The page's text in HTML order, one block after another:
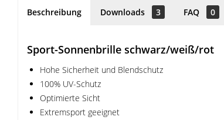
Beschreibung Downloads 3 FAQ 0
Sport-Sonnenbrille schwarz/weiß/rot
Hohe Sicherheit und Blendschutz
100% UV-Schutz
Optimierte Sicht
Extremsport geeignet